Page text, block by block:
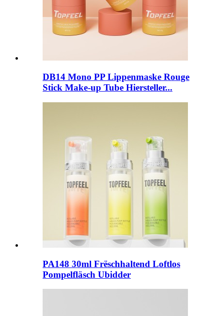
DB14 Mono PP Lippenmaske Rouge
Stick Make-up Tube Hiersteller...
PA148 30ml Frëschhaltend Loftlos
Pompelfläsch Ubidder